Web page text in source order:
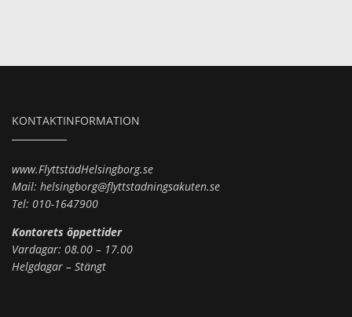
KONTAKTINFORMATION
www.FlyttstädHelsingborg.se
Mail: helsingborg@flyttstadningsakuten.se
Tel: 010-1647900
Kontorets öppettider
Vardagar: 08.00 – 17.00
Helgdagar – Stängt